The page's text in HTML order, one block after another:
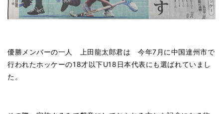
優勝メンバーの一人 上田龍太郎君は 今年7月に中国達州市で
行われたホッケーの18才以下U18日本代表にも選ばれていまし
た。